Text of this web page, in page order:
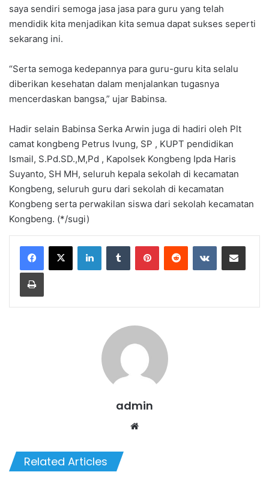
saya sendiri semoga jasa jasa para guru yang telah
mendidik kita menjadikan kita semua dapat sukses seperti
sekarang ini.
“Serta semoga kedepannya para guru-guru kita selalu
diberikan kesehatan dalam menjalankan tugasnya
mencerdaskan bangsa,” ujar Babinsa.
Hadir selain Babinsa Serka Arwin juga di hadiri oleh Plt
camat kongbeng Petrus Ivung, SP , KUPT pendidikan
Ismail, S.Pd.SD.,M,Pd , Kapolsek Kongbeng Ipda Haris
Suyanto, SH MH, seluruh kepala sekolah di kecamatan
Kongbeng, seluruh guru dari sekolah di kecamatan
Kongbeng serta perwakilan siswa dari sekolah kecamatan
Kongbeng. (*/sugi)
admin
Related Articles